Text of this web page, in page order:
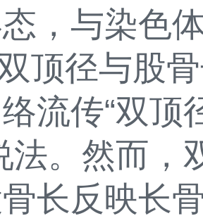
，与染色
径与股骨
传“双顶
法。然而，
长反映长